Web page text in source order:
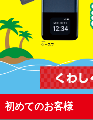
初めてのお客様